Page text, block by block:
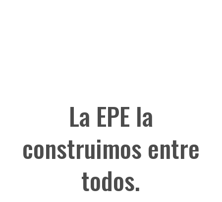
La EPE la
construimos entre
todos.